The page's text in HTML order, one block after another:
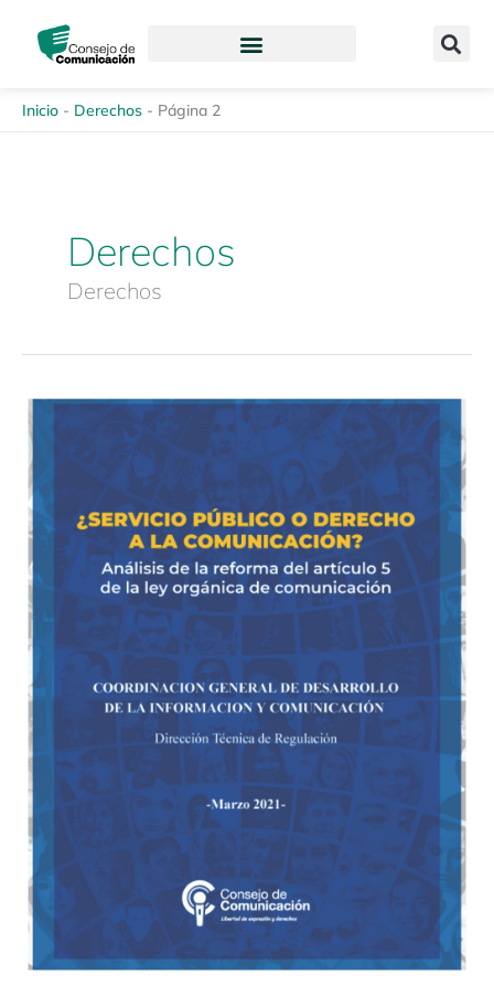
contenido
Inicio - Derechos - Página 2
Derechos
Derechos
¿Servicio
a
la
comunicación?
Análisis
de
la
reforma
artículo
la
ley
orgánico
de